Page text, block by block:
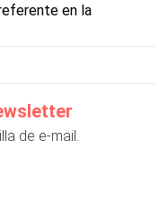
en la
de e-mail.